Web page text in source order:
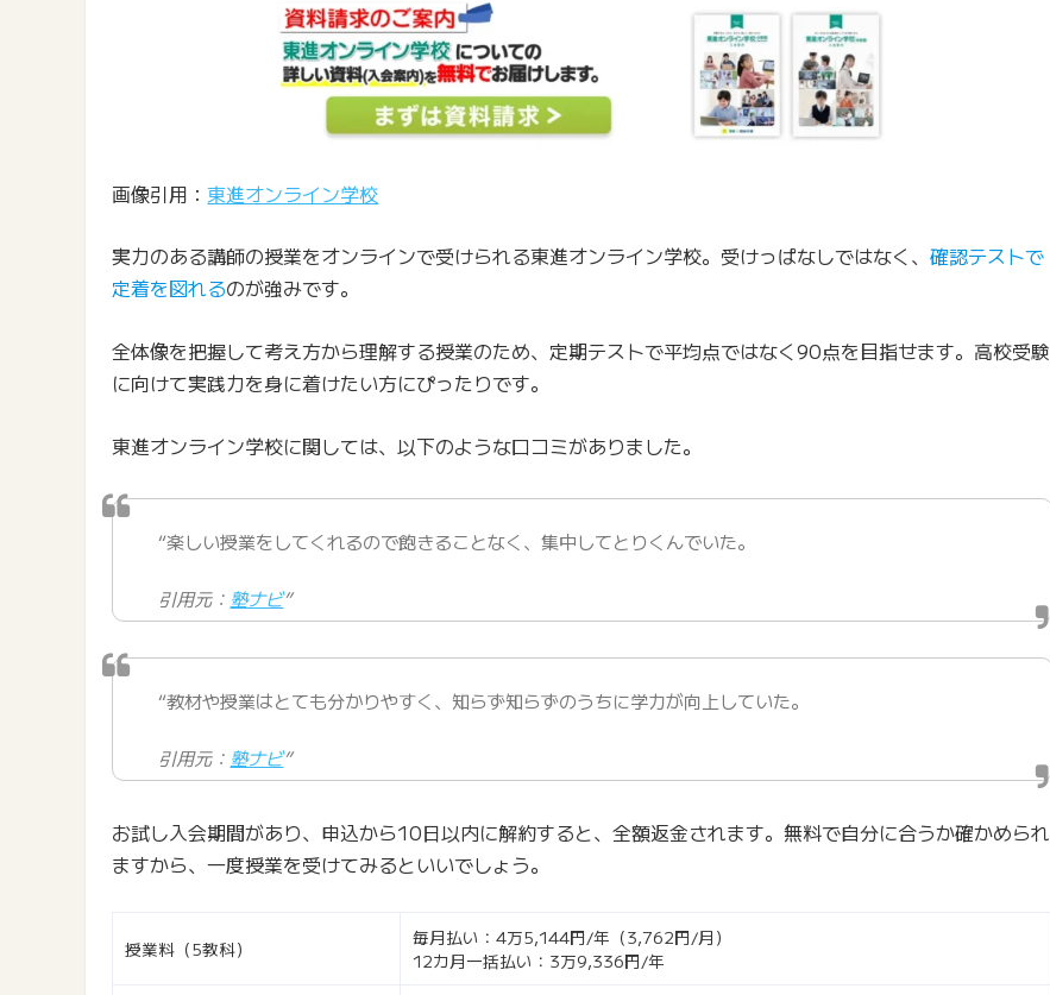
画像引用：東進オンライン学校
実力のある講師の授業をオンラインで受けられる東進オンライン学校。受けっぱなしではなく、確認テストで
定着を図れるのが強みです。
全体像を把握して考え方から理解する授業のため、定期テストで平均点ではなく90点を目指せます。高校受験
に向けて実践力を身に着けたい方にぴったりです。
東進オンライン学校に関しては、以下のような口コミがありました。
“楽しい授業をしてくれるので飽きることなく、集中してとりくんでいた。
引用元： 塾ナビ”
“教材や授業はとても分かりやすく、知らず知らずのうちに学力が向上していた。
引用元： 塾ナビ”
お試し入会期間があり、申込から10日以内に解約すると、全額返金されます。無料で自分に合うか確かめられ
ますから、一度授業を受けてみるといいでしょう。
授業料（5教科）
毎月払い：4万5,144円/年（3,762円/月）
12カ月一括払い：3万9,336円/年